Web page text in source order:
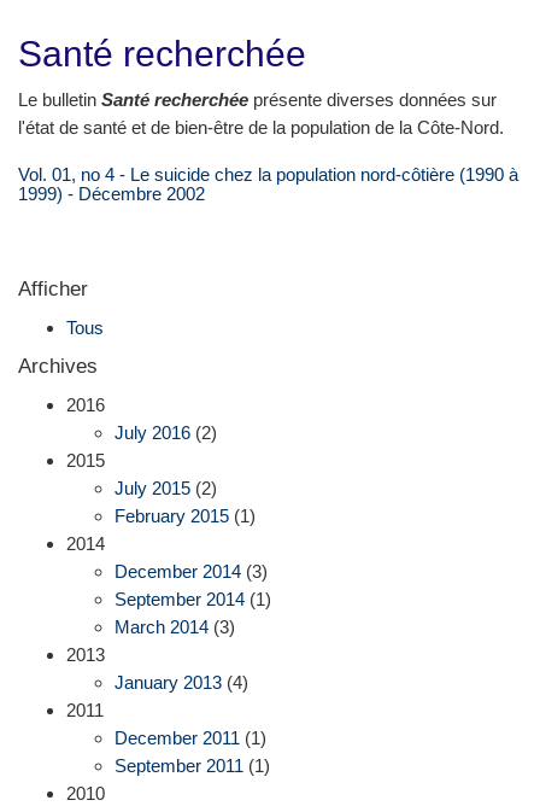
Santé recherchée
Le bulletin Santé recherchée présente diverses données sur
l'état de santé et de bien-être de la population de la Côte-Nord.
Vol. 01, no 4 - Le suicide chez la population nord-côtière (1990 à
1999) - Décembre 2002
Afficher
Tous
Archives
2016
July 2016 (2)
2015
July 2015 (2)
February 2015 (1)
2014
December 2014 (3)
September 2014 (1)
March 2014 (3)
2013
January 2013 (4)
2011
December 2011 (1)
September 2011 (1)
2010